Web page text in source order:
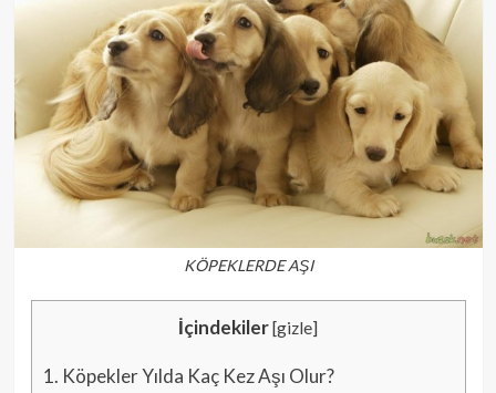
KÖPEKLERDE AŞI
İçindekiler[gizle]
1. Köpekler Yılda Kaç Kez Aşı Olur?